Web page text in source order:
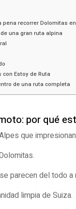
pena recorrer Dolomitas
una gran ruta alpina
Estoy de Ruta
de una ruta completa
por qué
que
parecen del todo a
limpia de Suiza.